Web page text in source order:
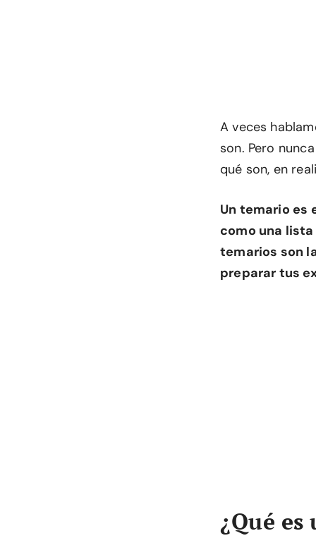
A veces
son. Pero
qué son, en
Un temario es
como una
temarios son
preparar tus
¿Qué